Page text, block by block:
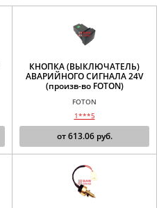
КНОПКА (ВЫКЛЮЧАТЕЛЬ)
АВАРИЙНОГО СИГНАЛА 24V
(произв-во FOTON)
FOTON
1***5
от613.06руб.